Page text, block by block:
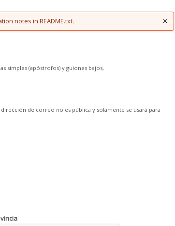
notes in README.txt.
simples (apóstrofos) y guiones bajos,
de correo no es pública y solamente se usará para